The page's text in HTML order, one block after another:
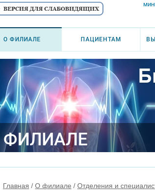
О ФИЛИАЛЕ ПАЦИЕНТАМ
ФИЛИАЛЕ
Главная / О филиале / Отделения и